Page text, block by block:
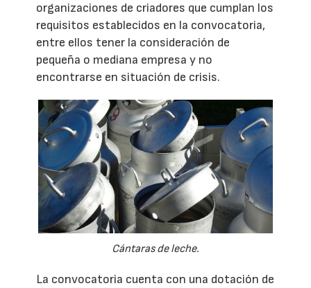
organizaciones de criadores que cumplan los
requisitos establecidos en la convocatoria,
entre ellos tener la consideración de
pequeña o mediana empresa y no
encontrarse en situación de crisis.
Cántaras de leche.
La convocatoria cuenta con una dotación de